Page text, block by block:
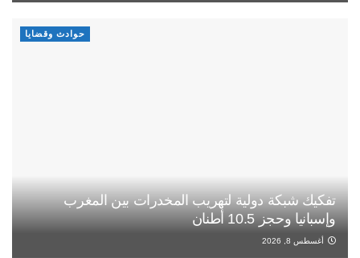
حوادث وقضايا
تفكيك شبكة دولية لتهريب المخدرات بين المغرب
وإسبانيا وحجز 10.5 أطنان
أغسطس 8, 2026